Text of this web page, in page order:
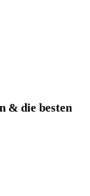
& die besten